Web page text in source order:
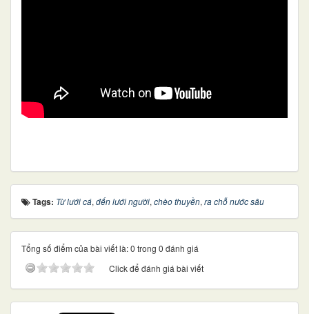
Tags: Từ lưới cá, đến lưới người, chèo thuyền, ra chỗ nước sâu
Tổng số điểm của bài viết là: 0 trong 0 đánh giá
Click để đánh giá bài viết